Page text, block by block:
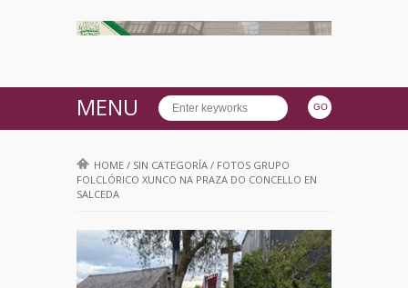
MENU
HOME / SIN CATEGORÍA / FOTOS GRUPO
FOLCLÓRICO XUNCO NA PRAZA DO CONCELLO EN
SALCEDA